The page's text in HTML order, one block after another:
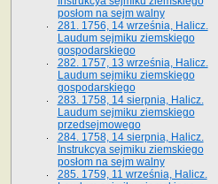
posłom na sejm walny
281. 1756, 14 września, Halicz.
Laudum sejmiku ziemskiego
gospodarskiego
282. 1757, 13 września, Halicz.
Laudum sejmiku ziemskiego
gospodarskiego
283. 1758, 14 sierpnia, Halicz.
Laudum sejmiku ziemskiego
przedsejmowego
284. 1758, 14 sierpnia, Halicz.
Instrukcya sejmiku ziemskiego
posłom na sejm walny
285. 1759, 11 września, Halicz.